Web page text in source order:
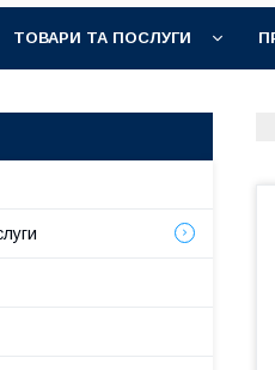
ТОВАРИ ТА ПОСЛУГИ